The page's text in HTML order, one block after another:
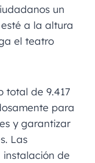
un
a la altura
el teatro
total de 9.417
para
y garantizar
Las
instalación de